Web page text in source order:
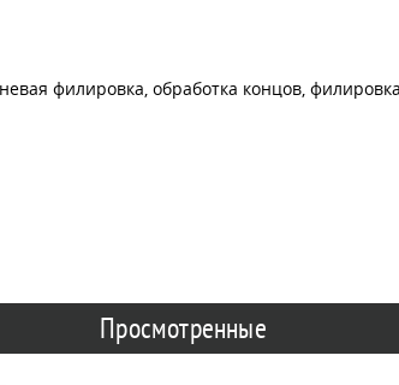
филировка, обработка концов,
Просмотренные